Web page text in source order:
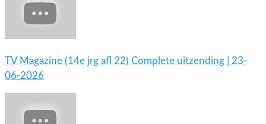
TV Magazine (14e jrg afl 22) Complete uitzending | 23-
06-2026